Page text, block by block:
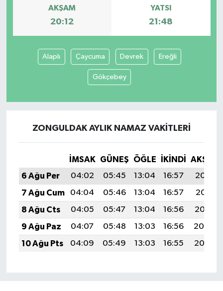
AKŞAM
20:12
YATSI
21:48
Alaplı Çaycuma Devrek Ereğli
Gökçebey
ZONGULDAK AYLIK NAMAZ VAKITLERI
İMSAK GÜNEŞ ÖĞLE İKINDI
AKŞAM
6 Ağu Per
04:02 05:45 13:04 16:57
20:12
7 Ağu Cum
04:04 05:46 13:04 16:57
20:11
8 Ağu Cts
04:05 05:47 13:04 16:56
20:10
9 Ağu Paz
04:07 05:48 13:03 16:56
20:09
10 Ağu Pts
04:09 05:49 13:03 16:55 20:07